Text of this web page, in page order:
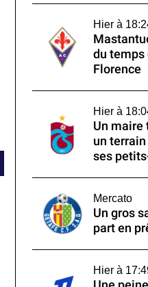
Hier à
du temps
Florence
Hier à
Un maire
un
ses
Mercato
Un gros
part en
Hier à